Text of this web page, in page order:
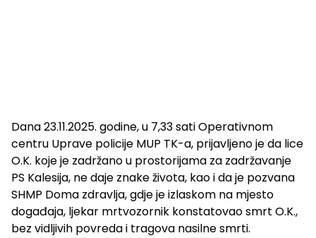
Dana 23.11.2025. godine, u 7,33 sati Operativnom
centru Uprave policije MUP TK-a, prijavljeno je da lice
O.K. koje je zadržano u prostorijama za zadržavanje
PS Kalesija, ne daje znake života, kao i da je pozvana
SHMP Doma zdravlja, gdje je izlaskom na mjesto
događaja, ljekar mrtvozornik konstatovao smrt O.K.,
bez vidljivih povreda i tragova nasilne smrti.